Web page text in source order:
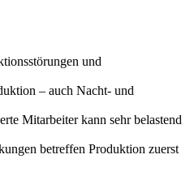
und
– auch Nacht- und
Mitarbeiter kann sehr belastend
betreffen Produktion zuerst